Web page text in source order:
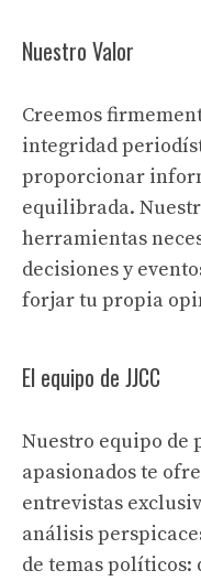
Nuestro Valor
Creemos
integridad
proporcionar
equilibrada.
herramientas
decisiones y
forjar tu propia
El equipo de JJCC
Nuestro equipo de
apasionados te
entrevistas
análisis
de temas políticos: